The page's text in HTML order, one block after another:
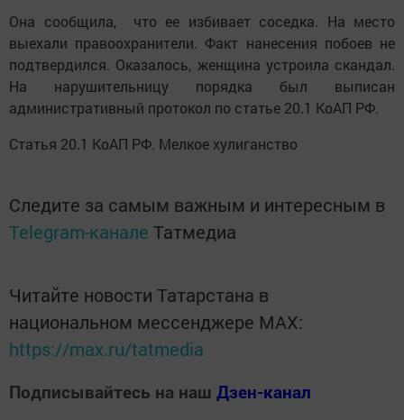
Она сообщила, что ее избивает соседка. На место
выехали правоохранители. Факт нанесения побоев не
подтвердился. Оказалось, женщина устроила скандал.
На нарушительницу порядка был выписан
административный протокол по статье 20.1 КоАП РФ.
Статья 20.1 КоАП РФ. Мелкое хулиганство
Следите за самым важным и интересным в
Telegram-канале Татмедиа
Читайте новости Татарстана в
национальном мессенджере MАХ:
https://max.ru/tatmedia
Подписывайтесь на наш Дзен-канал